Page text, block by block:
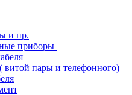
и пр.
приборы
витой пары и телефонного)